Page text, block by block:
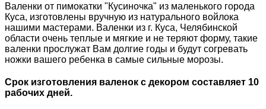
Валенки от пимокатки "Кусиночка" из маленького города
Куса, изготовлены вручную из натурального войлока
нашими мастерами. Валенки из г. Куса, Челябинской
области очень теплые и мягкие и не теряют форму, такие
валенки прослужат Вам долгие годы и будут согревать
ножки вашего ребенка в самые сильные морозы.
Срок изготовления валенок с декором составляет 10
рабочих дней.